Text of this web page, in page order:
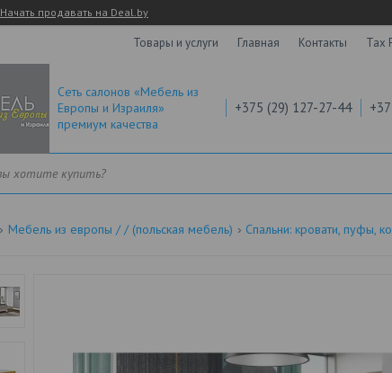
Начать продавать на Deal.by
Товары и услуги Главная Контакты Tax
Сеть салонов «Мебель из
Европы и Израиля»
премиум качества
+375 (29) 127-27-44
Мебель из европы / / (польская мебель) Спальни: кровати, пуфы,